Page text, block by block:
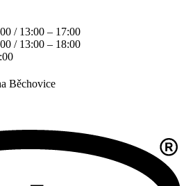
/ 13:00 – 17:00
/ 13:00 – 18:00